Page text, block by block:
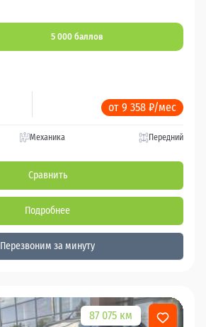
5 000 баллов
от 9 358 ₽/мес
Механика Передний
Сравнить
Подробнее
Перезвоним за минуту
87 075 км